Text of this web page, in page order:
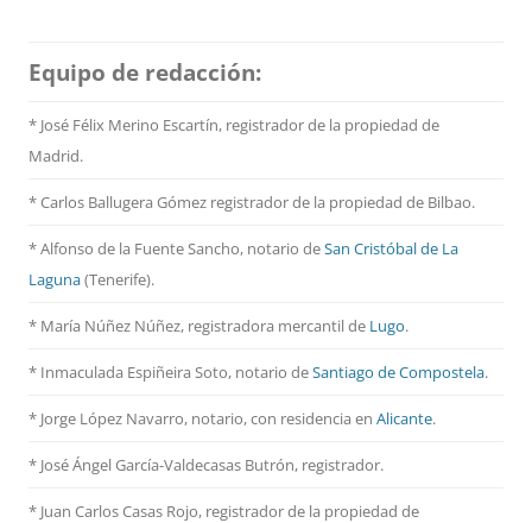
Equipo de redacción:
* José Félix Merino Escartín, registrador de la propiedad de
Madrid.
* Carlos Ballugera Gómez registrador de la propiedad de Bilbao.
* Alfonso de la Fuente Sancho, notario deSan Cristóbal de La
Laguna(Tenerife).
* María Núñez Núñez, registradora mercantil de Lugo.
* Inmaculada Espiñeira Soto, notario deSantiago de Compostela.
* Jorge López Navarro, notario, con residencia en Alicante.
* José Ángel García-Valdecasas Butrón, registrador.
* Juan Carlos Casas Rojo, registrador de la propiedad de